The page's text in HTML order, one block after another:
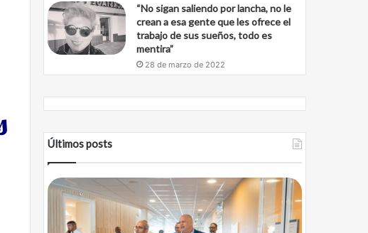
“No sigan saliendo por lancha, no le
crean a esa gente que les ofrece el
trabajo de sus sueños, todo es
mentira”
28 de marzo de 2022
Últimos posts